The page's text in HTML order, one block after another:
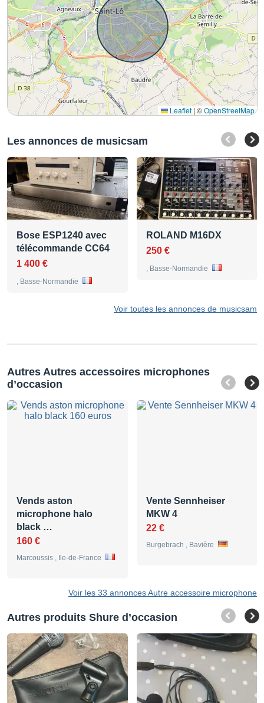
Leaflet | ©OpenStreetMap
Les annonces de musicsam
Bose ESP1240 avec
télécommande CC64
1 400 €
, Basse-Normandie
ROLAND M16DX
250 €
, Basse-Normandie
Voir toutes les annonces de musicsam
Autres Autres accessoires microphones
d’occasion
Vends aston
microphone halo
black …
160 €
Marcoussis , Ile-de-France
Vente Sennheiser
MKW 4
22 €
Burgebrach , Bavière
Voir les 33 annonces Autre accessoire microphone
Autres produits Shure d’occasion